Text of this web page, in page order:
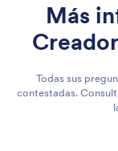
Más
Todas sus
contestadas.